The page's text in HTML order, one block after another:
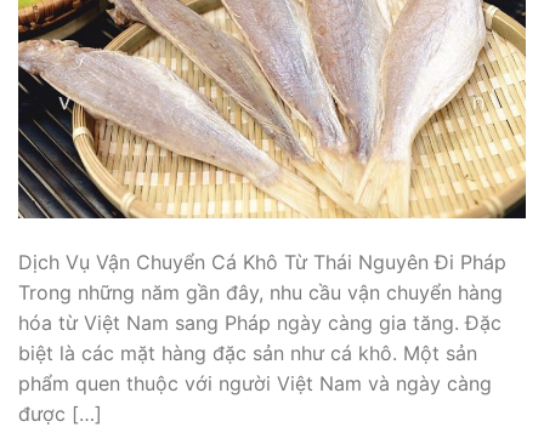
Dịch Vụ Vận Chuyển Cá Khô Từ Thái Nguyên Đi Pháp
Trong những năm gần đây, nhu cầu vận chuyển hàng
hóa từ Việt Nam sang Pháp ngày càng gia tăng. Đặc
biệt là các mặt hàng đặc sản như cá khô. Một sản
phẩm quen thuộc với người Việt Nam và ngày càng
được […]